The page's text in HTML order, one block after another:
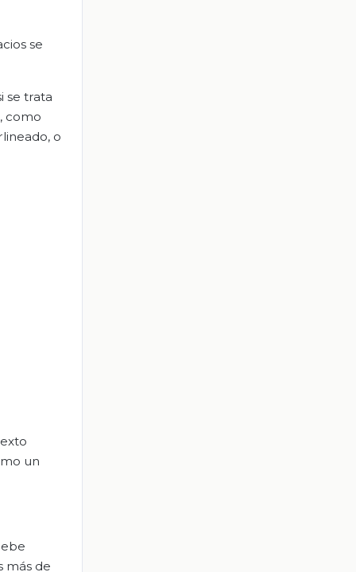
se
se trata
como
o
un
más de